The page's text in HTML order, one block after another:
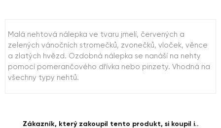
Malá nehtová nálepka ve tvaru jmelí, červených a
zelených vánočních stromečků, zvonečků, vloček, věnce
a zlatých hvězd. Ozdobná nálepka se nanáší na nehty
pomocí pomerančového dřívka nebo pinzety. Vhodná na
všechny typy nehtů.
Zákazník, který zakoupil tento produkt, si koupil i..